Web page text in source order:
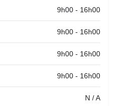
9h00 - 16h00
9h00 - 16h00
9h00 - 16h00
9h00 - 16h00
N / A